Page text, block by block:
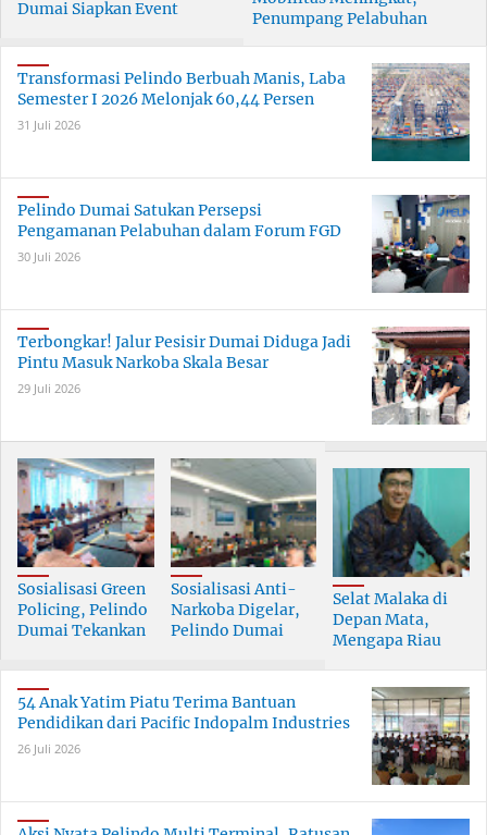
Dumai Siapkan Event
Penumpang Pelabuhan
Transformasi Pelindo Berbuah Manis, Laba
Semester I 2026 Melonjak 60,44 Persen
31 Juli 2026
Pelindo Dumai Satukan Persepsi
Pengamanan Pelabuhan dalam Forum FGD
30 Juli 2026
Terbongkar! Jalur Pesisir Dumai Diduga Jadi
Pintu Masuk Narkoba Skala Besar
29 Juli 2026
Sosialisasi Green
Policing, Pelindo
Dumai Tekankan
Bersama
Sosialisasi Anti-
Narkoba Digelar,
Pelindo Dumai
Berkualitas
Selat Malaka di
Depan Mata,
Mengapa Riau
54 Anak Yatim Piatu Terima Bantuan
Pendidikan dari Pacific Indopalm Industries
26 Juli 2026